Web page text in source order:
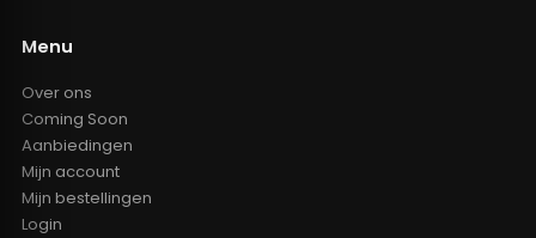
Menu
Over ons
Coming Soon
Aanbiedingen
Mijn account
Mijn bestellingen
Login